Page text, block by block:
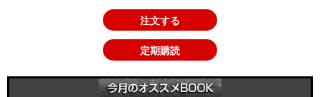
注文する
定期購読